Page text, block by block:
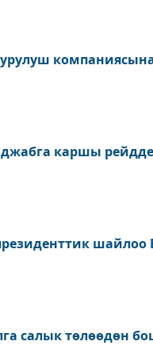
каршы
салык төлөөдөн